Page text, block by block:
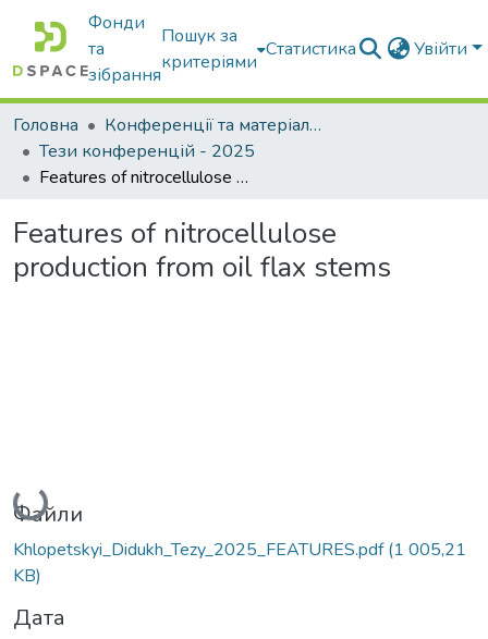
Фонди
та
зібрання
Пошук за
критеріями
Статистика Увійти
Головна
Конференції та матеріали конференцій
Тези конференцій - 2025
Features of nitrocellulose production from oil flax stems
Features of nitrocellulose
production from oil flax stems
Вантажиться...
Файли
Khlopetskyi_Didukh_Tezy_2025_FEATURES.pdf(1 005,21
KB)
Дата